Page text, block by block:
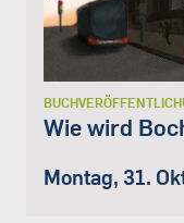
Wie wird
Montag, 31.